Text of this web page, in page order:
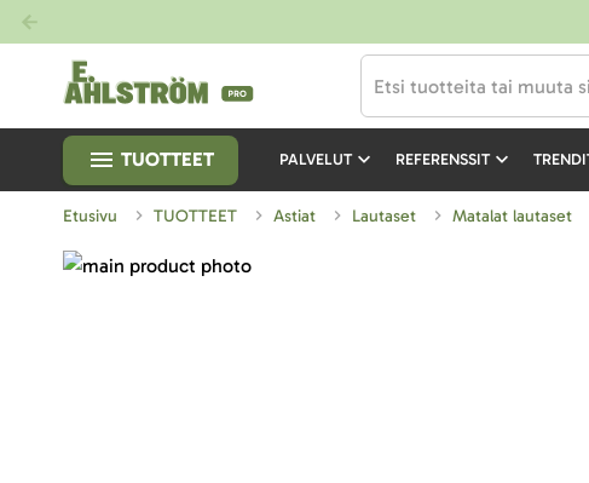
TUOTTEET PALVELUT REFERENSSIT
Etusivu TUOTTEET Astiat Lautaset Matalat lautaset
Skip